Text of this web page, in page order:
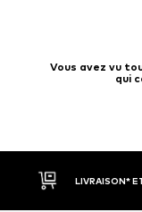
Vous avez vu
qui
LIVRAISON*